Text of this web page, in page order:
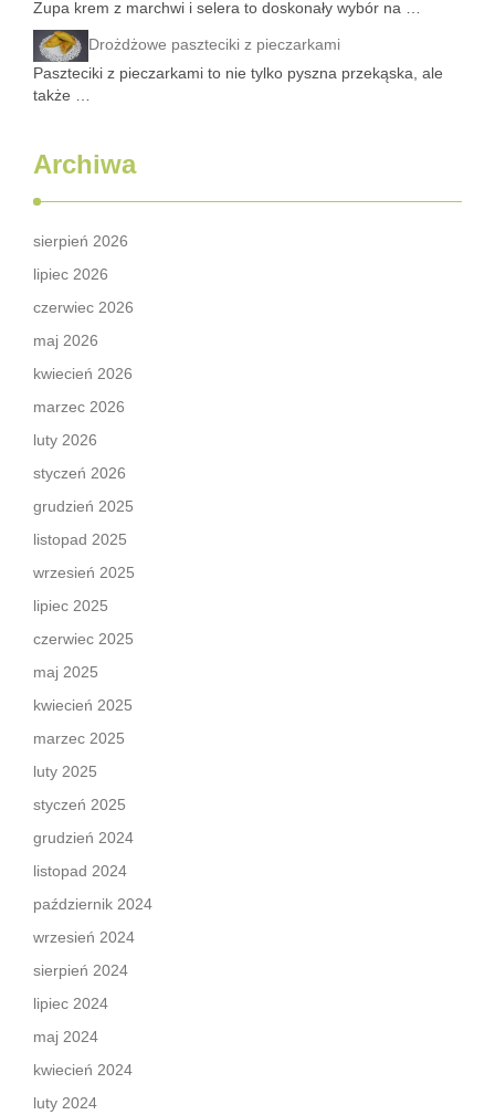
Zupa krem z marchwi i selera to doskonały wybór na …
Drożdżowe paszteciki z pieczarkami
Paszteciki z pieczarkami to nie tylko pyszna przekąska, ale
także …
Archiwa
sierpień 2026
lipiec 2026
czerwiec 2026
maj 2026
kwiecień 2026
marzec 2026
luty 2026
styczeń 2026
grudzień 2025
listopad 2025
wrzesień 2025
lipiec 2025
czerwiec 2025
maj 2025
kwiecień 2025
marzec 2025
luty 2025
styczeń 2025
grudzień 2024
listopad 2024
październik 2024
wrzesień 2024
sierpień 2024
lipiec 2024
maj 2024
kwiecień 2024
luty 2024